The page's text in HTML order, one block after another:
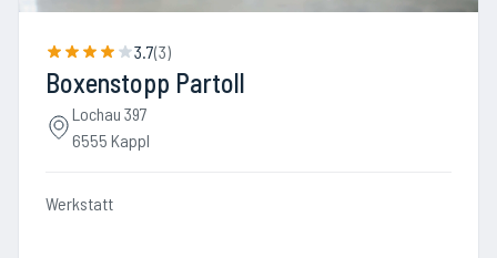
3.7(3)
Boxenstopp Partoll
Lochau 397
6555 Kappl
Werkstatt